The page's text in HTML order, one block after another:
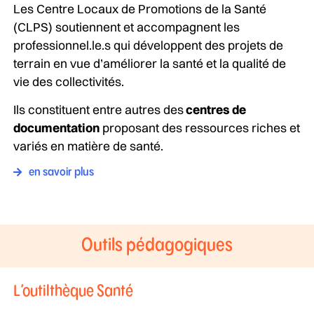
Les Centre Locaux de Promotions de la Santé
(CLPS) soutiennent et accompagnent les
professionnel.le.s qui développent des projets de
terrain en vue d’améliorer la santé et la qualité de
vie des collectivités.
Ils constituent entre autres descentres de
documentationproposant des ressources riches et
variés en matière de santé.
en savoir plus
Outils pédagogiques
L’outilthèque Santé